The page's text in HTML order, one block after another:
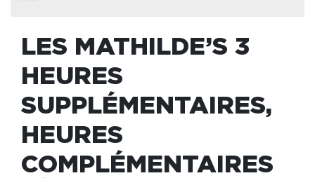
LES MATHILDE’S 3
HEURES
SUPPLÉMENTAIRES,
HEURES
COMPLÉMENTAIRES